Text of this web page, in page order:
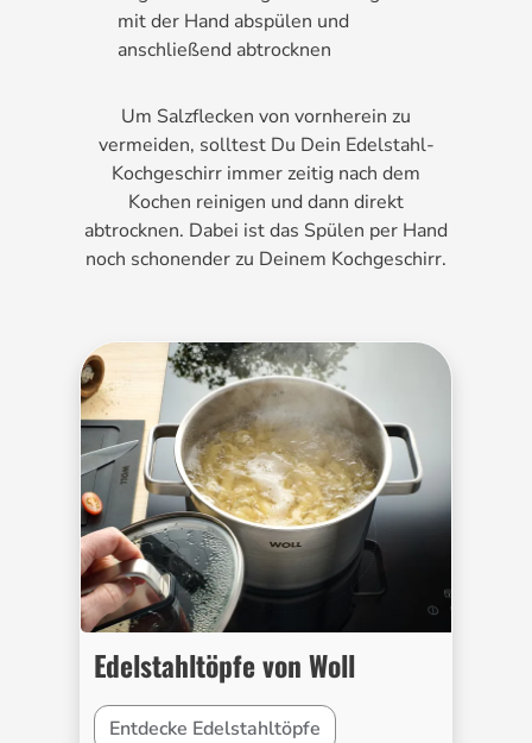
mit der Hand abspülen und
anschließend abtrocknen
Um Salzflecken von vornherein zu
vermeiden, solltest Du Dein Edelstahl-
Kochgeschirr immer zeitig nach dem
Kochen reinigen und dann direkt
abtrocknen. Dabei ist das Spülen per Hand
noch schonender zu Deinem Kochgeschirr.
Edelstahltöpfe von Woll
Entdecke Edelstahltöpfe